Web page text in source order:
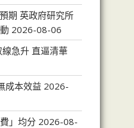
期 英政府研究所
2026-08-06
急升 直逼清華
成本效益 2026-
」均分 2026-08-